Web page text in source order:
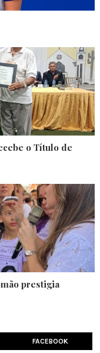
o Título de
prestigia
FACEBOOK